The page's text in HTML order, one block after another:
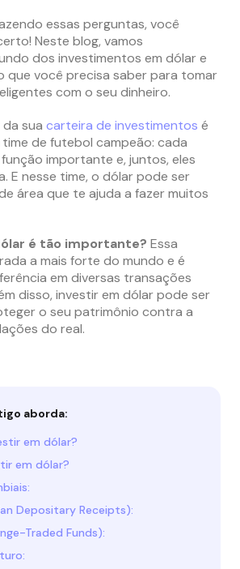
essas perguntas, você
Neste blog, vamos
dos investimentos em dólar e
que você precisa saber para tomar
com o seu dinheiro.
da sua carteira de investimentos é
de futebol campeão: cada
importante e, juntos, eles
E nesse time, o dólar pode ser
área que te ajuda a fazer muitos
é tão importante? Essa
a mais forte do mundo e é
em diversas transações
disso, investir em dólar pode ser
o seu patrimônio contra a
do real.
aborda:
em dólar?
em dólar?
Depositary Receipts):
Traded Funds):